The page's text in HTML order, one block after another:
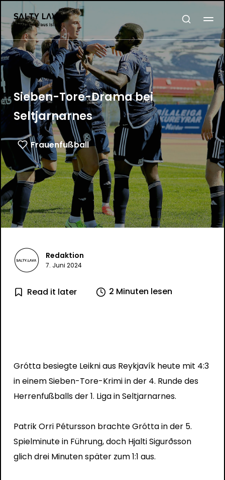
Sieben-Tore-Drama bei
Seltjarnarnes
Frauenfußball
Redaktion
7. Juni 2024
Read it later 2 Minuten lesen
Grótta besiegte Leikni aus Reykjavík heute mit 4:3
in einem Sieben-Tore-Krimi in der 4. Runde des
Herrenfußballs der 1. Liga in Seltjarnarnes.
Patrik Orri Pétursson brachte Grótta in der 5.
Spielminute in Führung, doch Hjalti Sigurðsson
glich drei Minuten später zum 1:1 aus.